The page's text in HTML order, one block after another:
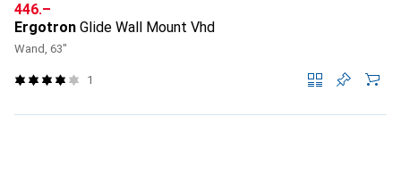
CHF
446.–
Ergotron Glide Wall Mount Vhd
Wand, 63"
1